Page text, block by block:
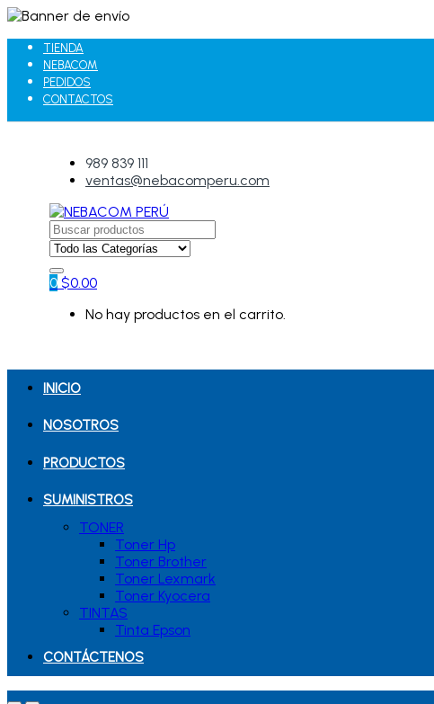
TIENDA
NEBACOM
PEDIDOS
CONTACTOS
989 839 111
ventas@nebacomperu.com
Search
for:
0 $0.00
No hay productos en el carrito.
INICIO
NOSOTROS
PRODUCTOS
SUMINISTROS
TONER
Toner Hp
Toner Brother
Toner Lexmark
Toner Kyocera
TINTAS
Tinta Epson
CONTÁCTENOS